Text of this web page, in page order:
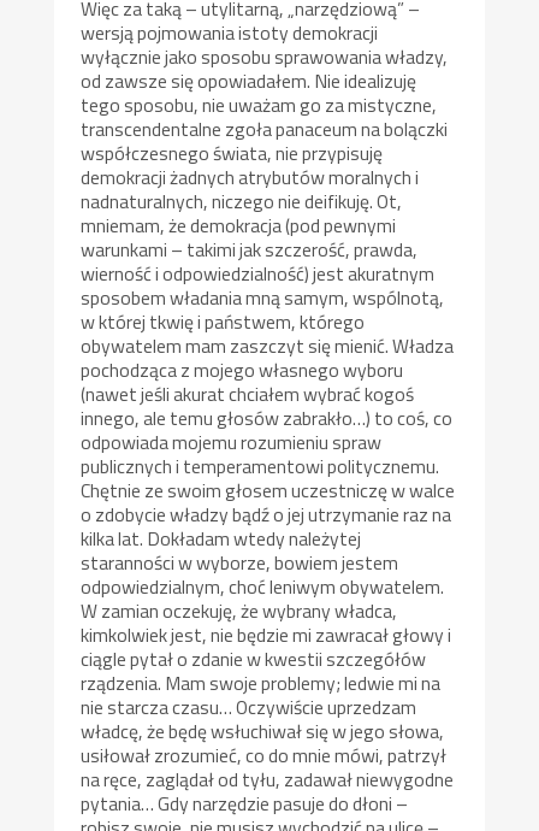
Więc za taką – utylitarną, „narzędziową” –
wersją pojmowania istoty demokracji
wyłącznie jako sposobu sprawowania władzy,
od zawsze się opowiadałem. Nie idealizuję
tego sposobu, nie uważam go za mistyczne,
transcendentalne zgoła panaceum na bolączki
współczesnego świata, nie przypisuję
demokracji żadnych atrybutów moralnych i
nadnaturalnych, niczego nie deifikuję. Ot,
mniemam, że demokracja (pod pewnymi
warunkami – takimi jak szczerość, prawda,
wierność i odpowiedzialność) jest akuratnym
sposobem władania mną samym, wspólnotą,
w której tkwię i państwem, którego
obywatelem mam zaszczyt się mienić. Władza
pochodząca z mojego własnego wyboru
(nawet jeśli akurat chciałem wybrać kogoś
innego, ale temu głosów zabrakło…) to coś, co
odpowiada mojemu rozumieniu spraw
publicznych i temperamentowi politycznemu.
Chętnie ze swoim głosem uczestniczę w walce
o zdobycie władzy bądź o jej utrzymanie raz na
kilka lat. Dokładam wtedy należytej
staranności w wyborze, bowiem jestem
odpowiedzialnym, choć leniwym obywatelem.
W zamian oczekuję, że wybrany władca,
kimkolwiek jest, nie będzie mi zawracał głowy i
ciągle pytał o zdanie w kwestii szczegółów
rządzenia. Mam swoje problemy; ledwie mi na
nie starcza czasu… Oczywiście uprzedzam
władcę, że będę wsłuchiwał się w jego słowa,
usiłował zrozumieć, co do mnie mówi, patrzył
na ręce, zaglądał od tyłu, zadawał niewygodne
pytania… Gdy narzędzie pasuje do dłoni –